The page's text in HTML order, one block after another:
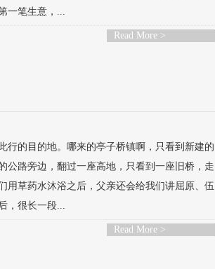
一笔生意，...
Read More >
行的目的地。哪来的亭子桥镇啊，只看到新建的
公路旁边，翻过一座高地，只看到一座旧桥，走
用草药水沐浴之后，父亲还会给我们讲屈原、伍
，很长一段...
Read More >